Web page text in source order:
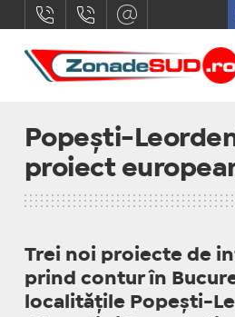
Popești-
proiect
Trei noi proiecte de
prind contur în
localitățile Popești-